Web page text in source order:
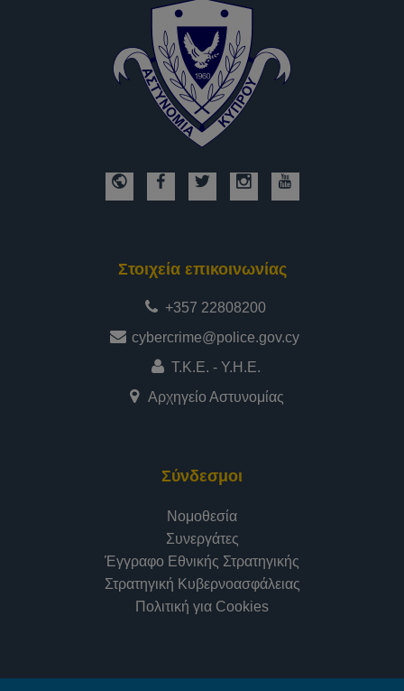
Στοιχεία επικοινωνίας
+357 22808200
cybercrime@police.gov.cy
Τ.Κ.Ε. - Υ.Η.Ε.
Αρχηγείο Αστυνομίας
Σύνδεσμοι
Νομοθεσία
Συνεργάτες
Έγγραφο Εθνικής Στρατηγικής
Στρατηγική Κυβερνοασφάλειας
Πολιτική για Cookies